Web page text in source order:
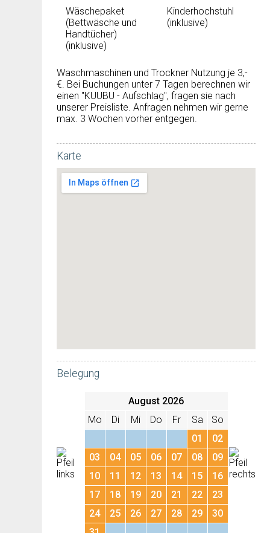
Wäschepaket
(Bettwäsche und
Handtücher)
(inklusive)
Kinderhochstuhl
(inklusive)
Waschmaschinen und Trockner Nutzung je 3,-
€. Bei Buchungen unter 7 Tagen berechnen wir
einen "KUUBU - Aufschlag", fragen sie nach
unserer Preisliste. Anfragen nehmen wir gerne
max. 3 Wochen vorher entgegen.
Karte
Belegung
August 2026
Mo
Di Mi Do Fr Sa
So
01
02
03
04 05 06 07 08
09
10
11 12 13 14 15
16
17
18 19 20 21 22
23
24
25 26 27 28 29
30